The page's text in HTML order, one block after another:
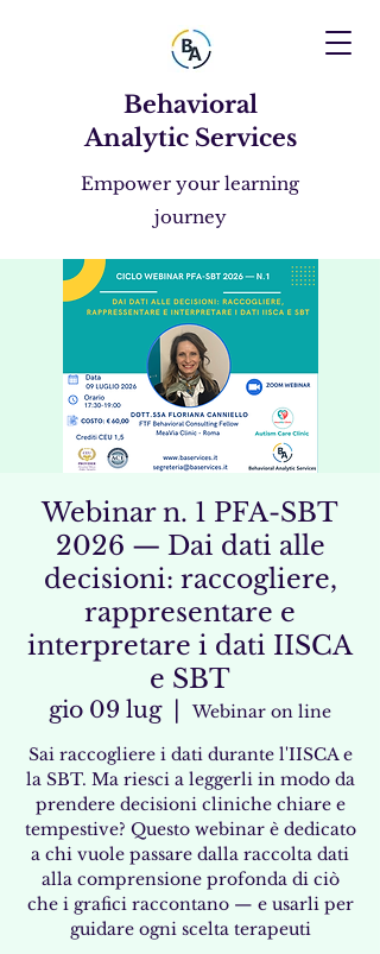
Behavioral
Analytic Services
Empower your learning
journey
Webinar n. 1 PFA-SBT
2026 — Dai dati alle
decisioni: raccogliere,
rappresentare e
interpretare i dati IISCA
e SBT
gio 09 lug
  |
Webinar on line
Sai raccogliere i dati durante l'IISCA e
la SBT. Ma riesci a leggerli in modo da
prendere decisioni cliniche chiare e
tempestive? Questo webinar è dedicato
a chi vuole passare dalla raccolta dati
alla comprensione profonda di ciò
che i grafici raccontano — e usarli per
guidare ogni scelta terapeuti